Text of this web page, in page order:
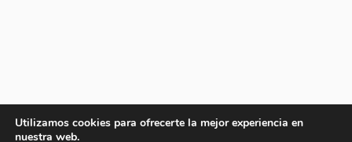
Utilizamos cookies para ofrecerte la mejor experiencia en
nuestra web.